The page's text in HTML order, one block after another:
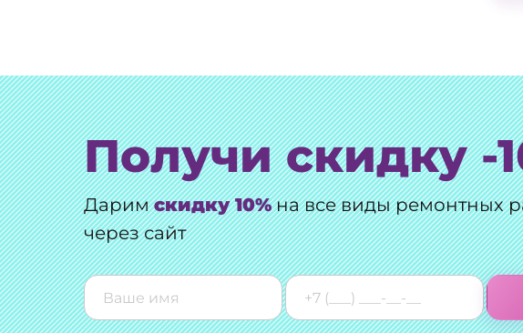
Получи скидку -
Даримскидку 10%на все виды ремонтных
через сайт